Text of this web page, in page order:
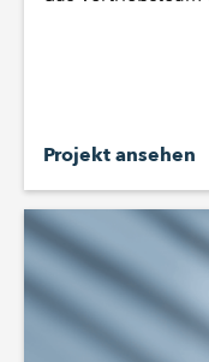
Projekt ansehen